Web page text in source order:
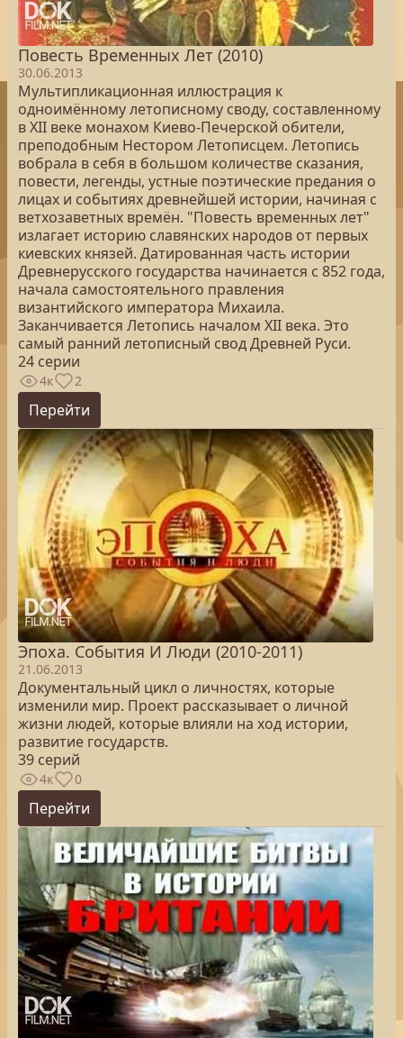
Повесть Временных Лет (2010)
30.06.2013
Мультипликационная иллюстрация к
одноимённому летописному своду, составленному
в XII веке монахом Киево-Печерской обители,
преподобным Нестором Летописцем. Летопись
вобрала в себя в большом количестве сказания,
повести, легенды, устные поэтические предания о
лицах и событиях древнейшей истории, начиная с
ветхозаветных времён. "Повесть временных лет"
излагает историю славянских народов от первых
киевских князей. Датированная часть истории
Древнерусского государства начинается с 852 года,
начала самостоятельного правления
византийского императора Михаила.
Заканчивается Летопись началом XII века. Это
самый ранний летописный свод Древней Руси.
24 серии
4к 2
Перейти
Эпоха. Cобытия И Люди (2010-2011)
21.06.2013
Документальный цикл о личностях, которые
изменили мир. Проект рассказывает о личной
жизни людей, которые влияли на ход истории,
развитие государств.
39 серий
4к 0
Перейти